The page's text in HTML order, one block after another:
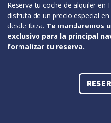
Reserva tu coche de alquiler
disfruta de un precio especial
desde Ibiza. Te mandaremos
exclusivo para la principal
formalizar tu reserva.